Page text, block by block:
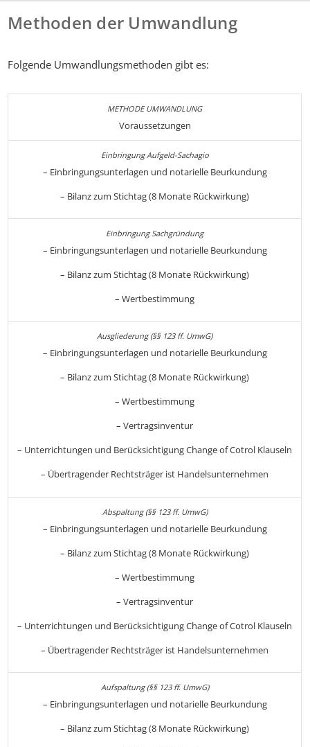
Methoden der Umwandlung
Folgende Umwandlungsmethoden gibt es:
Voraussetzungen
– Einbringungsunterlagen und notarielle Beurkundung
– Bilanz zum Stichtag (8 Monate Rückwirkung)
– Einbringungsunterlagen und notarielle Beurkundung
– Bilanz zum Stichtag (8 Monate Rückwirkung)
– Wertbestimmung
– Einbringungsunterlagen und notarielle Beurkundung
– Bilanz zum Stichtag (8 Monate Rückwirkung)
– Wertbestimmung
– Vertragsinventur
– Unterrichtungen und Berücksichtigung Change of Cotrol Klauseln
– Übertragender Rechtsträger ist Handelsunternehmen
– Einbringungsunterlagen und notarielle Beurkundung
– Bilanz zum Stichtag (8 Monate Rückwirkung)
– Wertbestimmung
– Vertragsinventur
– Unterrichtungen und Berücksichtigung Change of Cotrol Klauseln
– Übertragender Rechtsträger ist Handelsunternehmen
– Einbringungsunterlagen und notarielle Beurkundung
– Bilanz zum Stichtag (8 Monate Rückwirkung)